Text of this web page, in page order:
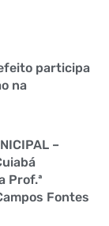
participa
na
–
Prof.ª
Fontes